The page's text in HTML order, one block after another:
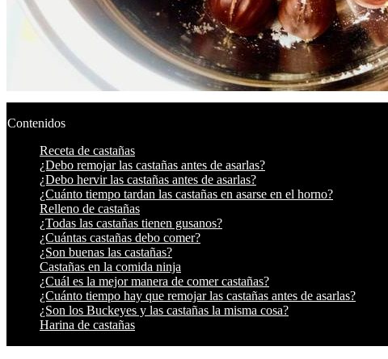
Contenidos
Receta de castañas
¿Debo remojar las castañas antes de asarlas?
¿Debo hervir las castañas antes de asarlas?
¿Cuánto tiempo tardan las castañas en asarse en el horno?
Relleno de castañas
¿Todas las castañas tienen gusanos?
¿Cuántas castañas debo comer?
¿Son buenas las castañas?
Castañas en la comida ninja
¿Cuál es la mejor manera de comer castañas?
¿Cuánto tiempo hay que remojar las castañas antes de asarlas?
¿Son los Buckeyes y las castañas la misma cosa?
Harina de castañas